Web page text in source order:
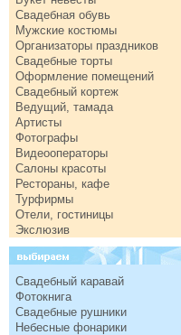
Свадебная обувь
Мужские костюмы
Организаторы праздников
Свадебные торты
Оформление помещений
Свадебный кортеж
Ведущий, тамада
Артисты
Фотографы
Видеооператоры
Салоны красоты
Рестораны, кафе
Турфирмы
Отели, гостиницы
Экслюзив
Свадебный каравай
Фотокнига
Свадебные рушники
Небесные фонарики